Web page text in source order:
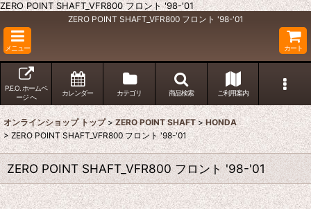
ZERO POINT SHAFT_VFR800 フロント '98-'01
ZERO POINT SHAFT_VFR800 フロント '98-'01
メニュー カート
P.E.O. ホームペ
ージ へ
カレンダー カテゴリ 商品検索 ご利用案内
オンラインショップ トップ > ZERO POINT SHAFT > HONDA
> ZERO POINT SHAFT_VFR800 フロント '98-'01
ZERO POINT SHAFT_VFR800 フロント '98-'01